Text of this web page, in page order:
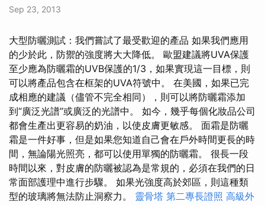
Sep 23, 2013
大型防曬測試：我們嘗試了最受歡迎的產品 如果我們應用
的少於此，防禦的強度將大大降低。 歐盟建議將UVA保護
至少應為防曬霜的UVB保護的1/3，如果實現這一目標，則
可以將產品包含在框架的UVA符號中。 在美國，如果已完
成相應的建議（儘管不完全相同），則可以將防曬霜添加
到“廣泛光譜”或廣泛的光譜中。 如今，幾乎每個化妝品公司
都會生產出更容易的奶油，以使皮膚更敏感。 面霜是防曬
霜是一件好事，但是如果您知道自己會在戶外時間更長的時
間，無論陽光照亮，都可以使用單獨的防曬霜。 很長一段
時間以來，對皮膚的防曬被認為是常規的，必須在我們的日
常面部護理中進行步驟。 如果光強度高於郊區，則這種類
型的玻璃將無法防止洞察力。 靈骨塔 第二專長證照 高級外